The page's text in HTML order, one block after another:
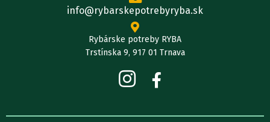
info@rybarskepotrebyryba.sk
Rybárske potreby RYBA
Trstínska 9, 917 01 Trnava